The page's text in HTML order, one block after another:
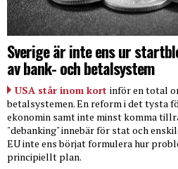
Sverige är inte ens ur
av bank- och betalsystem
USA står inom kort inför en total
betalsystemen. En reform i det tysta
ekonomin samt inte minst komma
"debanking" innebär för stat och
EU inte ens börjat formulera hur
principiellt plan.